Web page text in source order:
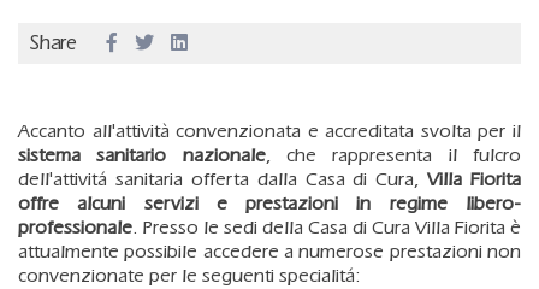
Share
Accanto all'attività convenzionata e accreditata svolta per il
sistema sanitario nazionale, che rappresenta il fulcro
dell'attivitá sanitaria offerta dalla Casa di Cura,Villa Fiorita
offre alcuni servizi e prestazioni in regime libero-
professionale. Presso le sedi della Casa di Cura Villa Fiorita è
attualmente possibile accedere a numerose prestazioni non
convenzionate per le seguenti specialitá: